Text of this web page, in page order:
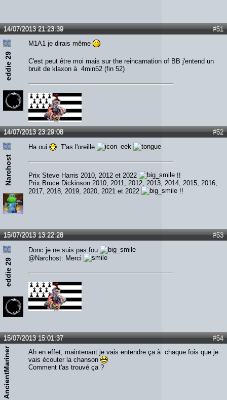
#51
14/07/2013 21:23:39
eddie 29
M1A1 je dirais même
C'est peut être moi mais sur the reincarnation of BB j'entend un
bruit de klaxon à 4min52 (fin 52)
#52
14/07/2013 23:29:08
Narchost
Ha oui . T'as l'oreille
Prix Steve Harris 2010, 2012 et 2022
!!
Prix Bruce Dickinson 2010, 2011, 2012, 2013, 2014, 2015, 2016,
2017, 2018, 2019, 2020, 2021 et 2022
!!
#53
15/07/2013 13:22:28
eddie 29
Donc je ne suis pas fou
@Narchost: Merci
#54
15/07/2013 15:01:37
AncientMariner
Ah en effet, maintenant je vais entendre ça à chaque fois que je
vais écouter la chanson
Comment t'as trouvé ça ?